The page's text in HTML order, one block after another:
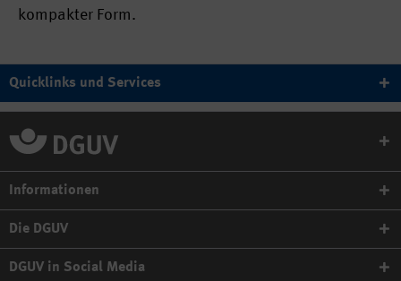
kompakter Form.
Quicklinks und Services
Informationen
Die DGUV
DGUV in Social Media